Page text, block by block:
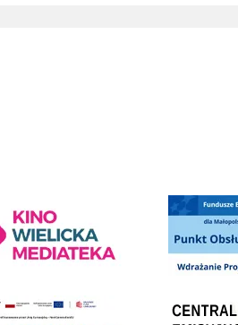
Punkt Obsługi
Czyste Powietrze w Gminie WieliczkaCentrala